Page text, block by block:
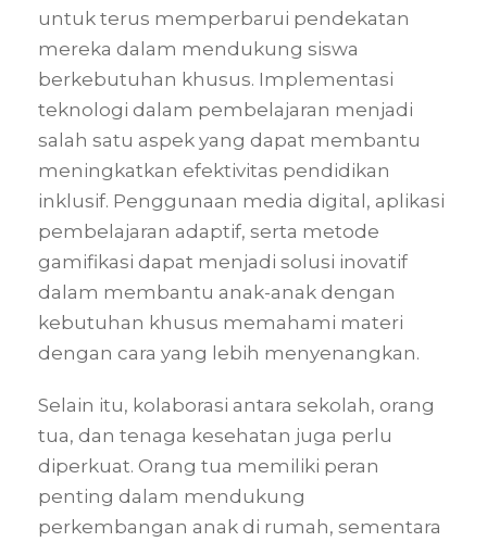
untuk terus memperbarui pendekatan
mereka dalam mendukung siswa
berkebutuhan khusus. Implementasi
teknologi dalam pembelajaran menjadi
salah satu aspek yang dapat membantu
meningkatkan efektivitas pendidikan
inklusif. Penggunaan media digital, aplikasi
pembelajaran adaptif, serta metode
gamifikasi dapat menjadi solusi inovatif
dalam membantu anak-anak dengan
kebutuhan khusus memahami materi
dengan cara yang lebih menyenangkan.
Selain itu, kolaborasi antara sekolah, orang
tua, dan tenaga kesehatan juga perlu
diperkuat. Orang tua memiliki peran
penting dalam mendukung
perkembangan anak di rumah, sementara